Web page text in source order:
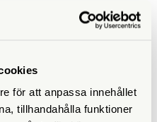
för att anpassa innehållet
tillhandahålla funktioner
och fast ljus. Den är liten
i en ytterficka på
är ett AA-batteri
gram. Yttermått bredd
22mm.